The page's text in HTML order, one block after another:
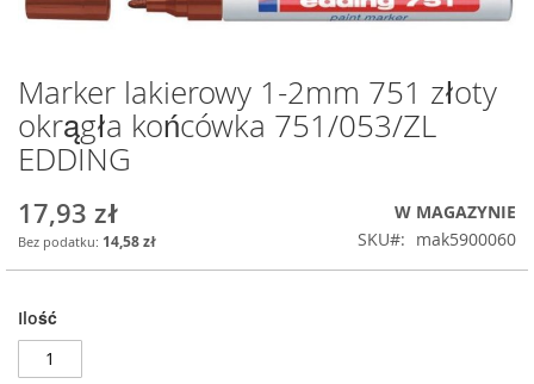
Przejdź
na
początek
galerii
Marker lakierowy 1-2mm 751 złoty
okrągła końcówka 751/053/ZL
EDDING
17,93 zł
14,58 zł
W MAGAZYNIE
SKU
mak5900060
Ilość